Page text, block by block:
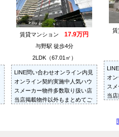
賃貸マンション 17.9万円
与野駅 徒歩4分
2LDK（67.01㎡）
LINE問い合わせオンライン内見
オンライン契約実施中人気ハウ
スメーカー物件多数取り扱い店
当店掲載物件以外もまとめてご
オ
ス
当
だ